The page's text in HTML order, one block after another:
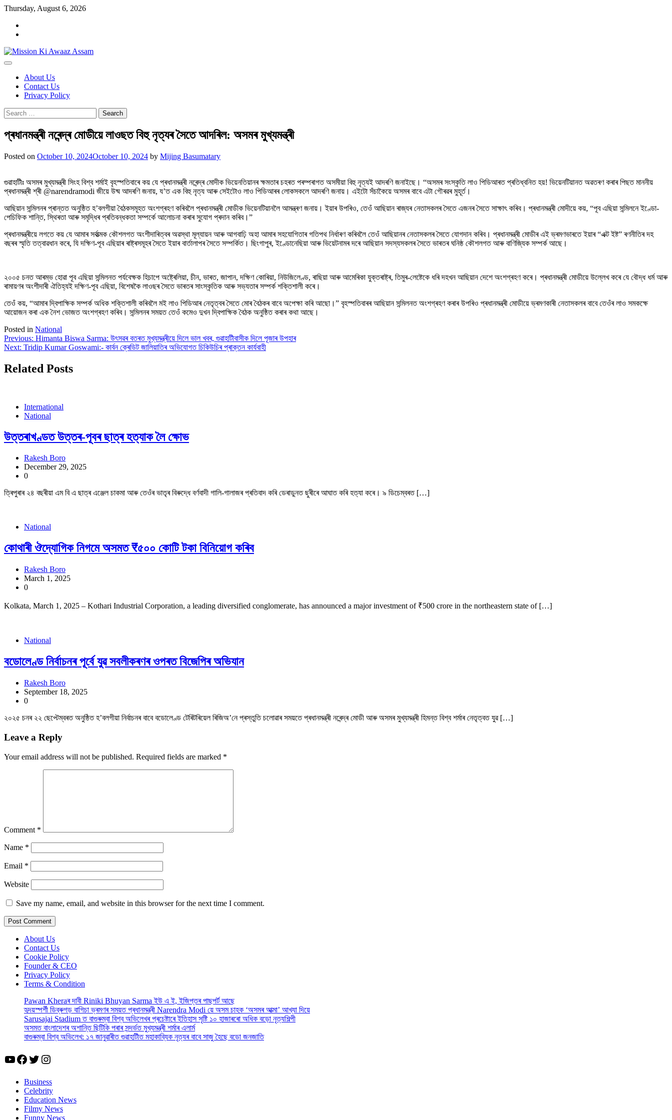
Skip
content
Thursday, August 6, 2026
About Us
Contact Us
Privacy Policy
Search
for:
প্ৰধানমন্ত্ৰী নৰেন্দ্ৰ মোডীয়ে লাওছত বিহু নৃত্যৰ সৈতে আদৰিল: অসমৰ মুখ্যমন্ত্ৰী
Posted on October 10, 2024October 10, 2024 by Mijing Basumatary
গুৱাহাটীঃ অসমৰ মুখ্যমন্ত্ৰী সিংহ বিশ্ব শৰ্মাই বৃহস্পতিবাৰে কয় যে প্ৰধানমন্ত্ৰী নৰেন্দ্ৰ মোদীক ভিয়েনতিয়ানৰ ক্ষমতাৰ চহৰত পৰম্পৰাগত অসমীয়া বিহু নৃত্যই আদৰণি জনাইছে। “অসমৰ সংস্কৃতি লাও পিডিআৰত প্ৰতিধ্বনিত হয়! ভিয়েনটিয়ানত অৱতৰণ কৰাৰ পিছত মাননীয়
প্ৰধানমন্ত্ৰী শ্ৰী @narendramodi জীয়ে উষ্ম আদৰণি জনায়, য’ত এক বিহু নৃত্য আৰু সেইটোও লাও পিডিআৰৰ লোকসকলে আদৰণি জনায়। এইটো সঁচাকৈয়ে অসমৰ বাবে এটা গৌৰৱৰ মুহূৰ্ত।
আছিয়ান সন্মিলনৰ প্ৰান্তত অনুষ্ঠিত হ’বলগীয়া বৈঠকসমূহত অংশগ্ৰহণ কৰিবলৈ প্ৰধানমন্ত্ৰী মোডীক ভিয়েনটিয়ানলৈ আমন্ত্ৰণ জনায়। ইয়াৰ উপৰিও, তেওঁ আছিয়ান ৰাজ্যৰ নেতাসকলৰ সৈতে এজনৰ সৈতে সাক্ষাৎ কৰিব। প্ৰধানমন্ত্ৰী মোদীয়ে কয়, “পূব এছিয়া সন্মিলনে ইণ্ডো-
পেচিফিক শান্তি, স্থিৰতা আৰু সমৃদ্ধিৰ প্ৰতিবন্ধকতা সম্পৰ্কে আলোচনা কৰাৰ সুযোগ প্ৰদান কৰিব।”
প্ৰধানমন্ত্ৰীয়ে লগতে কয় যে আমাৰ সৰ্বাত্মক কৌশলগত অংশীদাৰিত্বৰ অৱস্থা মূল্যায়ন আৰু আগবাঢ়ি অহা আমাৰ সহযোগিতাৰ গতিপথ নিৰ্ধাৰণ কৰিবলৈ তেওঁ আছিয়ানৰ নেতাসকলৰ সৈতে যোগদান কৰিব। প্ৰধানমন্ত্ৰী মোডীৰ এই ভ্ৰমণভাৰতে ইয়াৰ “এক্ট ইষ্ট” ৰণনীতিৰ দহ
বছৰৰ স্মৃতি তত্বাৱধান কৰে, যি দক্ষিণ-পূব এছিয়াৰ ৰাষ্ট্ৰসমূহৰ সৈতে ইয়াৰ বাৰ্তালাপৰ সৈতে সম্পৰ্কিত। ছিংগাপুৰ, ইণ্ডোনেছিয়া আৰু ভিয়েটনামৰ দৰে আছিয়ান সদস্যসকলৰ সৈতে ভাৰতৰ ঘনিষ্ঠ কৌশলগত আৰু বাণিজ্যিক সম্পৰ্ক আছে।
২০০৫ চনত আৰম্ভ হোৱা পূব এছিয়া সন্মিলনত পৰ্যবেক্ষক হিচাপে অষ্ট্ৰেলিয়া, চীন, ভাৰত, জাপান, দক্ষিণ কোৰিয়া, নিউজিলেণ্ড, ৰাছিয়া আৰু আমেৰিকা যুক্তৰাষ্ট্ৰ, তিমুৰ-লেষ্টেকে ধৰি দহখন আছিয়ান দেশে অংশগ্ৰহণ কৰে। প্ৰধানমন্ত্ৰী মোডীয়ে উল্লেখ কৰে যে বৌদ্ধ ধৰ্ম আৰু
ৰামায়ণৰ অংশীদাৰী ঐতিহ্যই দক্ষিণ-পূব এছিয়া, বিশেষকৈ লাওছৰ সৈতে ভাৰতৰ সাংস্কৃতিক আৰু সভ্যতাৰ সম্পৰ্ক শক্তিশালী কৰে।
তেওঁ কয়, “আমাৰ দ্বিপাক্ষিক সম্পৰ্ক অধিক শক্তিশালী কৰিবলৈ মই লাও পিডিআৰ নেতৃত্বৰ সৈতে মোৰ বৈঠকৰ বাবে অপেক্ষা কৰি আছো।” বৃহস্পতিবাৰৰ আছিয়ান সন্মিলনত অংশগ্ৰহণ কৰাৰ উপৰিও প্ৰধানমন্ত্ৰী মোডীয়ে ভ্ৰমণকাৰী নেতাসকলৰ বাবে তেওঁৰ লাও সমকক্ষে
আয়োজন কৰা এক নৈশ ভোজত অংশগ্ৰহণ কৰিব। সন্মিলনৰ সময়ত তেওঁ কমেও দুখন দ্বিপাক্ষিক বৈঠক অনুষ্ঠিত কৰাৰ কথা আছে।
Posted in National
Post
navigation
Previous: Himanta Biswa Sarma: উৎসৱৰ বতৰত মুখ্যমন্ত্ৰীয়ে দিলে ভাল খবৰ, গুৱাহাটীবাসীক দিলে পূজাৰ উপহাৰ
Next: Tridip Kumar Goswami:- কাৰ্বন ক্ৰেডিট জালিয়াতিৰ অভিযোগত চিকিউচিৰ প্ৰাক্তন কাৰ্যবাহী
Related Posts
International
National
উত্তৰাখণ্ডত উত্তৰ-পূবৰ ছাত্ৰ হত্যাক লৈ ক্ষোভ
Rakesh Boro
December 29, 2025
0
ত্ৰিপুৰাৰ ২৪ বছৰীয়া এম বি এ ছাত্ৰ এঞ্জেল চাকমা আৰু তেওঁৰ ভাতৃৰ বিৰুদ্ধে বৰ্ণবাদী গালি-গালাজৰ প্ৰতিবাদ কৰি ডেৰাডুনত ছুৰীৰে আঘাত কৰি হত্যা কৰে। ৯ ডিচেম্বৰত […]
National
কোথাৰী ঔদ্যোগিক নিগমে অসমত ₹৫০০ কোটি টকা বিনিয়োগ কৰিব
Rakesh Boro
March 1, 2025
0
Kolkata, March 1, 2025 – Kothari Industrial Corporation, a leading diversified conglomerate, has announced a major investment of ₹500 crore in the northeastern state of […]
National
বডোলেণ্ড নিৰ্বাচনৰ পূৰ্বে যুৱ সবলীকৰণৰ ওপৰত বিজেপিৰ অভিযান
Rakesh Boro
September 18, 2025
0
২০২৫ চনৰ ২২ ছেপ্টেম্বৰত অনুষ্ঠিত হ’বলগীয়া নিৰ্বাচনৰ বাবে বডোলেণ্ড টেৰিটৰিয়েল ৰিজিঅ’নে প্ৰস্তুতি চলোৱাৰ সময়তে প্ৰধানমন্ত্ৰী নৰেন্দ্ৰ মোডী আৰু অসমৰ মুখ্যমন্ত্ৰী হিমন্ত বিশ্ব শৰ্মাৰ নেতৃত্বত যুৱ […]
Leave a Reply
Your email address will not be published. Required fields are marked *
Comment *
Name *
Email *
Website
Save my name, email, and website in this browser for the next time I comment.
About Us
Contact Us
Cookie Policy
Founder & CEO
Privacy Policy
Terms & Condition
Pawan Kheraৰ দাবী Riniki Bhuyan Sarma ইউ এ ই, ইজিপ্তৰ পাছপৰ্ট আছে
হৃদয়স্পৰ্শী ডিব্ৰুগড় বাগিচা ভ্ৰমণৰ সময়ত প্ৰধানমন্ত্ৰী Narendra Modi য়ে অসম চাহক ‘অসমৰ আত্মা’ আখ্যা দিয়ে
Sarusajai Stadium ত বাগুৰুম্বা বিশ্ব অভিলেখৰ প্ৰচেষ্টাৰে ইতিহাস সৃষ্টি ১০ হাজাৰৰো অধিক বড়ো নৃত্যশিল্পী
অসমত বাংলাদেশৰ অশান্তি ছিটিকি পৰাৰ সন্দৰ্ভত মুখ্যমন্ত্ৰী শৰ্মাৰ এলাৰ্ম
বাগুৰুম্বা বিশ্ব অভিলেখ: ১৭ জানুৱাৰীত গুৱাহাটীত মহাকাব্যিক নৃত্যৰ বাবে সাজু হৈছে বডো জনজাতি
YouTube
Facebook
Twitter
Instagram
Business
Celebrity
Education News
Filmy News
Funny News